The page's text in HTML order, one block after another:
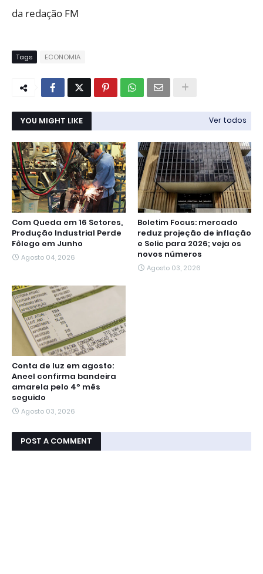
da redação FM
Tags ECONOMIA
YOU MIGHT LIKE Ver todos
Com Queda em 16 Setores,
Produção Industrial Perde
Fôlego em Junho
Agosto 04, 2026
Boletim Focus: mercado
reduz projeção de inflação
e Selic para 2026; veja os
novos números
Agosto 03, 2026
Conta de luz em agosto:
Aneel confirma bandeira
amarela pelo 4º mês
seguido
Agosto 03, 2026
POST A COMMENT